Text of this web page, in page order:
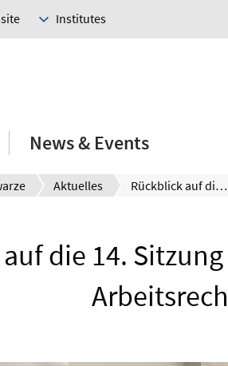
Institutes
News & Events
Aktuelles Rückblick auf die 14. Sitzung des Leibniz Forum Arbeitsrecht
die 14.